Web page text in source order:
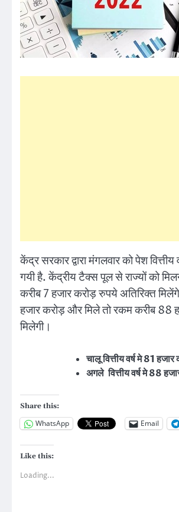
केंद्र सरकार द्वारा मंगलवार को पेश
गयी है. केंद्रीय टैक्स पूल से राज्यों को
करीब 7 हजार करोड़ रुपये अतिरिक्त
हजार करोड़ और मिले तो रकम करीब 88
मिलेगी।
चालू वित्तीय वर्ष मे 81
अगले वित्तीय वर्ष मे 88
Share this:
WhatsApp Email
Like this:
Loading...